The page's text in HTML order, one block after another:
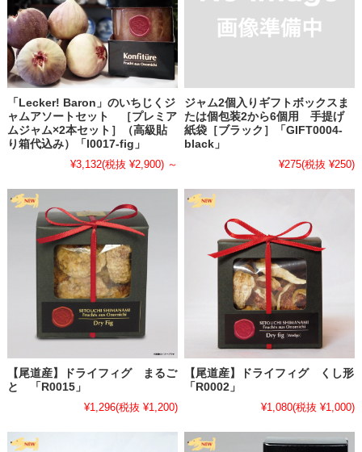
広島県、瀬戸内尾道で育った糖度が高く濃い甘さと上品な香りの「完
熟桃」で作ったジャムシリーズ販売準備中です。
近日中にUPいたしますので、どうぞ楽しみにお待ちください。
▶▶▶ジャム・コンフィチュール→プラム（スモモ）
2025.7.7
・【夏期休業日のお知らせ】
いつもLecker! Baronオンラインショップをご愛用いただきまして誠に
ありがとうございます。
誠に勝手ながら、2025年8月9日（土）～2025年8月17日（日）まで夏
季休業日とさせて頂きます。
おやすみ期間中にいただいたご注文の『ご注文確認メール』は自動配
信されますが、発送、【受注(在庫確認)メール】の送信、お問い合わ
せに対するご返答、その他業務は8月18日（月）以降順次対応となり
ます。予めご了承お願いいたします。
夏季休業のお知らせ
2025.6.19
【旬のキウイと完熟レモンのジャムを追加いたしました】
お待たせ致しました。瀬戸内の光と海風を浴びて栽培された希少な
尾道産のキウイフルーツと完熟レモンのジャムができあがりました。
ぜひご賞味ください。
▶▶▶【尾道産】旬のキウイと完熟レモンのジャム商品ページはこち
2025.5.19
「Lecker! Baron」のいちじくジ
ャムアソートセット ［プレミア
ムジャム×2本セット］（高級貼
り箱代込み）「I0017-fig」
¥3,132(税抜 ¥2,900)～
ジャム2個入りギフトボックスま
たは個包装2から6個用 手提げ
紙袋［ブラック］「GIFT0004-
black」
¥275(税抜 ¥250)
【尾道産】ドライフィグ まるご
と 「R0015」
¥1,296(税抜 ¥1,200)
【尾道産】ドライフィグ くし形
「R0002」
¥1,080(税抜 ¥1,000)